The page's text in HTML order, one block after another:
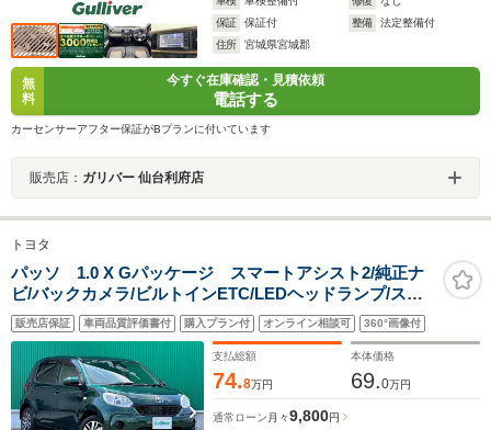
保証
保証付 整備
法定整備付
住所
宮城県宮城郡
無
料
今すぐ在庫確認・見積依頼
電話する
カーセンサーアフター保証がBプランに付いています
販売店： ガリバー 仙台利府店
トヨタ
パッソ 1.0 X Gパッケージ スマートアシスト2/純正ナ
ビ/バックカメラ/ビルトインETC/LEDヘッドランプ/スマ
ートキー/プッシュスタート/衝突系芸ブレーキ/車線逸脱警
報/誤発進抑制機能/先行車発進告知機能/オートライト/禁
煙車
販売店保証 車両品質評価書付 購入プラン付 オンライン相談可 360°画像付
支払総額
74.8万円
本体価格
69.0万円
通常ローン 月々9,800円